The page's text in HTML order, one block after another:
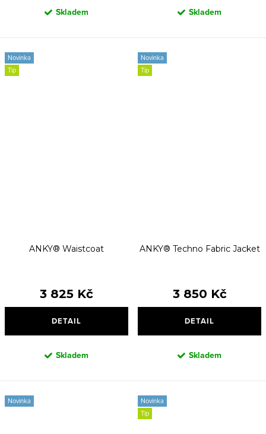
Skladem Skladem
Novinka
Tip
ANKY® Waistcoat
3 825 Kč
DETAIL
Skladem
Novinka
Tip
ANKY® Techno Fabric Jacket
3 850 Kč
DETAIL
Skladem
Novinka
Novinka
Tip